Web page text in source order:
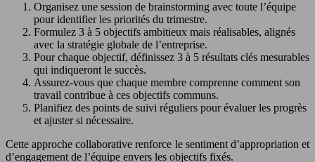
Organisez une session de brainstorming avec toute l’équipe
pour identifier les priorités du trimestre.
Formulez 3 à 5 objectifs ambitieux mais réalisables, alignés
avec la stratégie globale de l’entreprise.
Pour chaque objectif, définissez 3 à 5 résultats clés mesurables
qui indiqueront le succès.
Assurez-vous que chaque membre comprenne comment son
travail contribue à ces objectifs communs.
Planifiez des points de suivi réguliers pour évaluer les progrès
et ajuster si nécessaire.
Cette approche collaborative renforce le sentiment d’appropriation et
d’engagement de l’équipe envers les objectifs fixés.